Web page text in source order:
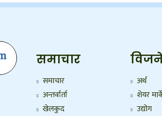
समाचार
समाचार
अन्तर्वार्ता
खेलकुद
अर्थ
शेयर
उद्योग